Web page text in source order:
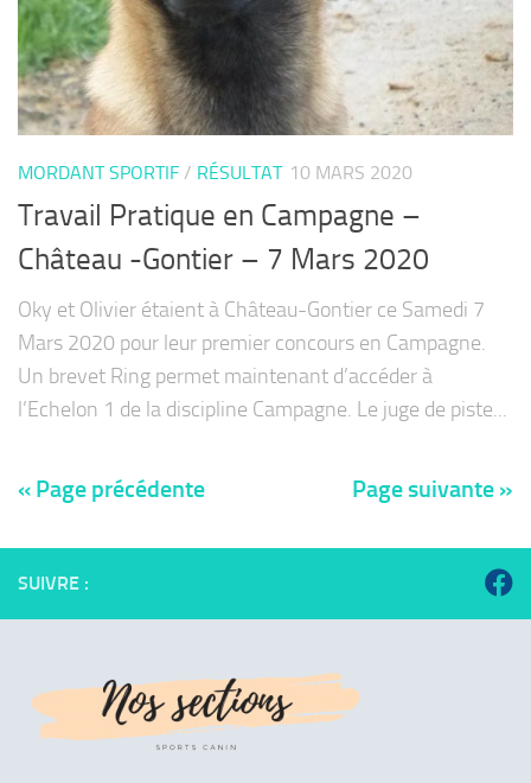
MORDANT SPORTIF / RÉSULTAT 10 MARS 2020
Travail Pratique en Campagne –
Château -Gontier – 7 Mars 2020
Oky et Olivier étaient à Château-Gontier ce Samedi 7
Mars 2020 pour leur premier concours en Campagne.
Un brevet Ring permet maintenant d’accéder à
l’Echelon 1 de la discipline Campagne. Le juge de piste...
« Page précédente Page suivante »
SUIVRE :